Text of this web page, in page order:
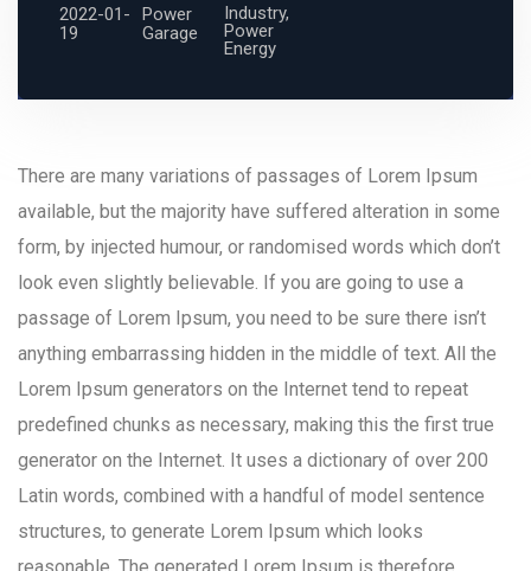
2022-01-
19
Power
Garage
Industry,
Power
Energy
There are many variations of passages of Lorem Ipsum
available, but the majority have suffered alteration in some
form, by injected humour, or randomised words which don’t
look even slightly believable. If you are going to use a
passage of Lorem Ipsum, you need to be sure there isn’t
anything embarrassing hidden in the middle of text. All the
Lorem Ipsum generators on the Internet tend to repeat
predefined chunks as necessary, making this the first true
generator on the Internet. It uses a dictionary of over 200
Latin words, combined with a handful of model sentence
structures, to generate Lorem Ipsum which looks
reasonable. The generated Lorem Ipsum is therefore